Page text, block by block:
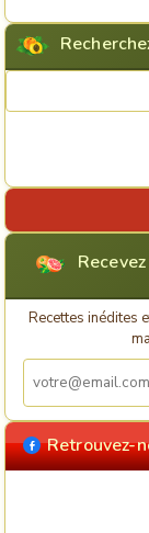
Recettes inédites
Retrouvez-